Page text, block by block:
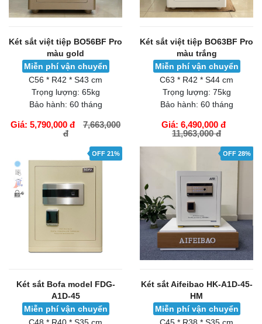
Két sắt việt tiệp BO56BF Pro
màu gold
Miễn phí vận chuyển
C56 * R42 * S43 cm
Trọng lượng: 65kg
Bảo hành: 60 tháng
Giá: 5,790,000 đ
7,663,000
đ
Két sắt việt tiệp BO63BF Pro
màu trắng
Miễn phí vận chuyển
C63 * R42 * S44 cm
Trọng lượng: 75kg
Bảo hành: 60 tháng
Giá: 6,490,000 đ
11,963,000 đ
GIỎ HÀNG
OFF 21%
Két sắt Bofa model FDG-
A1D-45
Miễn phí vận chuyển
OFF 28%
Két sắt Aifeibao HK-A1D-45-
HM
Miễn phí vận chuyển